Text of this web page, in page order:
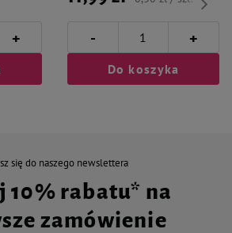
+ - +
Do koszyka
się do naszego newslettera
10% rabatu* na
zamówienie